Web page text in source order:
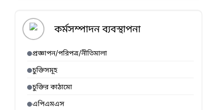
কর্মসম্পাদন ব্যবস্থাপনা
প্রজ্ঞাপন/পরিপত্র/নীতিমালা
চুক্তিসমূহ
চুক্তির কাঠামো
এপিএমএস